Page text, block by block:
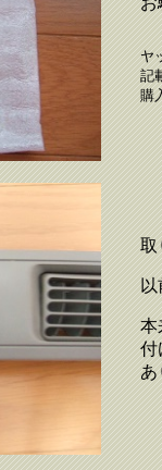
ヤ
記
購
取
以
本
付
あ